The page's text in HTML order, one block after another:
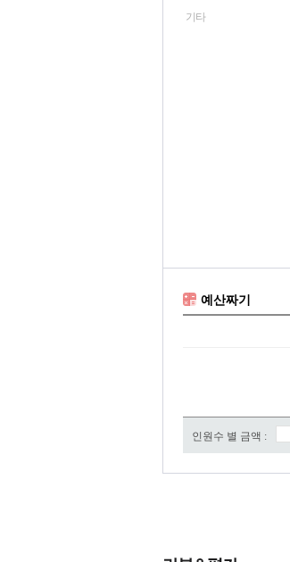
기타
예산짜기
인원수 별 금액 :